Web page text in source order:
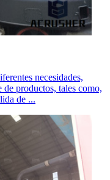
necesidades,
de productos, tales como,
de ...